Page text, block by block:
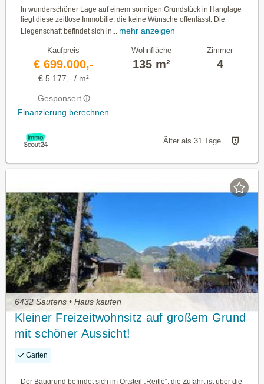
In wunderschöner Lage auf einem sonnigen Grundstück in Hanglage
liegt diese zeitlose Immobilie, die keine Wünsche offenlässt. Die
Liegenschaft befindet sich in... mehr anzeigen
Kaufpreis
€ 699.000,-
€ 5.177,- / m²
Gesponsert
Finanzierung berechnen
Wohnfläche
135 m²
Zimmer
4
Älter als 31 Tage
6432 Sautens • Haus kaufen
Kleiner Freizeitwohnsitz auf großem Grund
mit schöner Aussicht!
Garten
Der Baugrund befindet sich im Ortsteil „Reitle“, die Zufahrt ist über die